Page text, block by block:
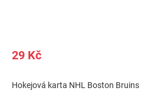
29 Kč
Hokejová karta NHL Boston